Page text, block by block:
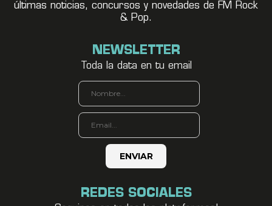
últimas noticias, concursos y novedades de FM Rock
& Pop.
NEWSLETTER
Toda la data en tu email
REDES SOCIALES